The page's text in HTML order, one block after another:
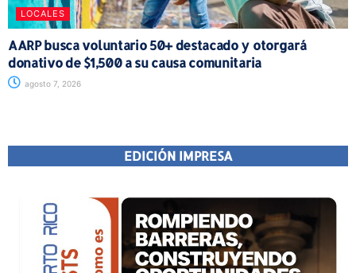
LOCALES
AARP busca voluntario 50+ destacado y otorgará
donativo de $1,500 a su causa comunitaria
agosto 7, 2026
EDICIÓN IMPRESA